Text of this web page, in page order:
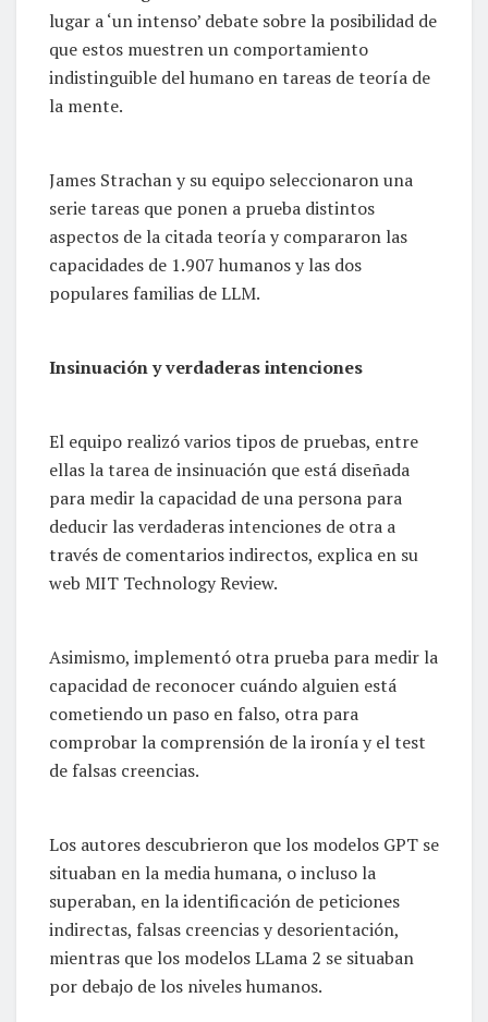
lugar a ‘un intenso’ debate sobre la posibilidad de
que estos muestren un comportamiento
indistinguible del humano en tareas de teoría de
la mente.
James Strachan y su equipo seleccionaron una
serie tareas que ponen a prueba distintos
aspectos de la citada teoría y compararon las
capacidades de 1.907 humanos y las dos
populares familias de LLM.
Insinuación y verdaderas intenciones
El equipo realizó varios tipos de pruebas, entre
ellas la tarea de insinuación que está diseñada
para medir la capacidad de una persona para
deducir las verdaderas intenciones de otra a
través de comentarios indirectos, explica en su
web MIT Technology Review.
Asimismo, implementó otra prueba para medir la
capacidad de reconocer cuándo alguien está
cometiendo un paso en falso, otra para
comprobar la comprensión de la ironía y el test
de falsas creencias.
Los autores descubrieron que los modelos GPT se
situaban en la media humana, o incluso la
superaban, en la identificación de peticiones
indirectas, falsas creencias y desorientación,
mientras que los modelos LLama 2 se situaban
por debajo de los niveles humanos.